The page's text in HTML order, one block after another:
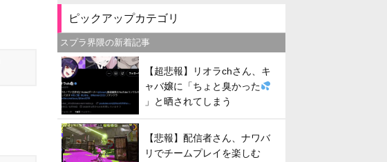
ピックアップカテゴリ
スプラ界隈の新着記事
【超悲報】リオラchさん、キ
ャバ嬢に「ちょと臭かった
」と晒されてしまう
【悲報】配信者さん、ナワバ
リでチームプレイを楽しむ